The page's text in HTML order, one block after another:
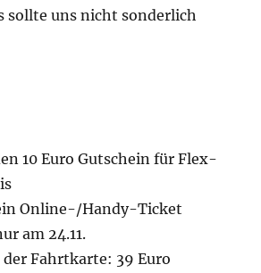
sollte uns nicht sonderlich
10 Euro Gutschein für Flex-
Online-/Handy-Ticket
am 24.11.
Fahrtkarte: 39 Euro